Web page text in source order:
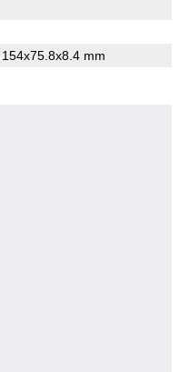
, 154x75.8x8.4 mm